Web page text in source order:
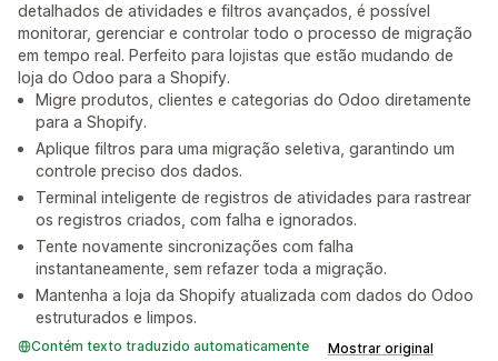
detalhados de atividades e filtros avançados, é possível
monitorar, gerenciar e controlar todo o processo de migração
em tempo real. Perfeito para lojistas que estão mudando de
loja do Odoo para a Shopify.
Migre produtos, clientes e categorias do Odoo diretamente
para a Shopify.
Aplique filtros para uma migração seletiva, garantindo um
controle preciso dos dados.
Terminal inteligente de registros de atividades para rastrear
os registros criados, com falha e ignorados.
Tente novamente sincronizações com falha
instantaneamente, sem refazer toda a migração.
Mantenha a loja da Shopify atualizada com dados do Odoo
estruturados e limpos.
Contém texto traduzido automaticamente Mostrar original